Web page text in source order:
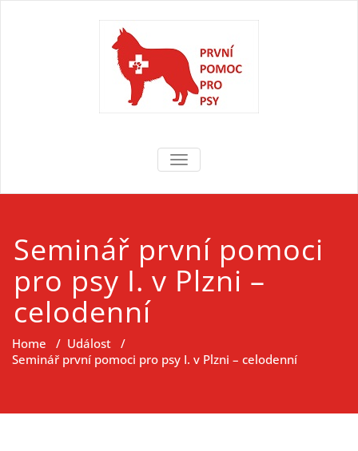
První pomoc
pro psy
První pomoc pro psy
TOGGLE NAVIGATION
Seminář první pomoci
pro psy I. v Plzni –
celodenní
Home / Událost /
Seminář první pomoci pro psy I. v Plzni – celodenní